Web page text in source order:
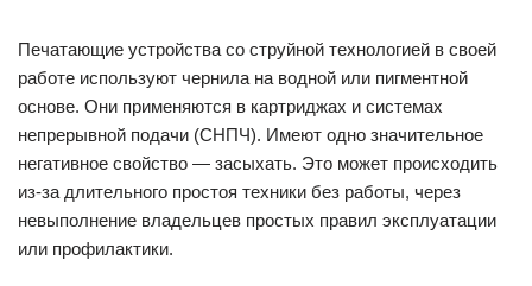
Печатающие устройства со струйной технологией в своей
работе используют чернила на водной или пигментной
основе. Они применяются в картриджах и системах
непрерывной подачи (СНПЧ). Имеют одно значительное
негативное свойство — засыхать. Это может происходить
из-за длительного простоя техники без работы, через
невыполнение владельцев простых правил эксплуатации
или профилактики.